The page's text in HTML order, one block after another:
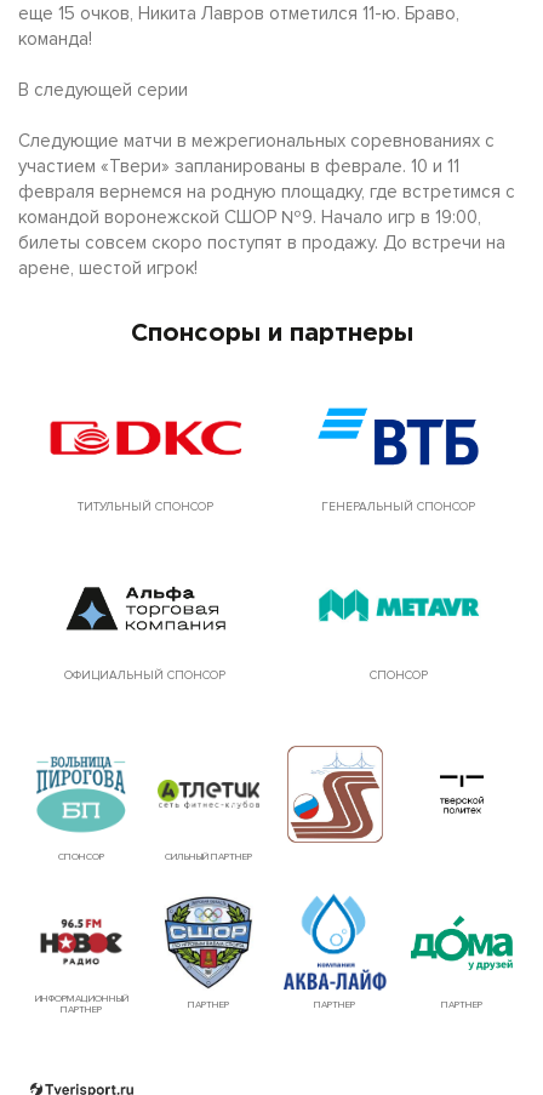
еще 15 очков, Никита Лавров отметился 11-ю. Браво,
команда!
В следующей серии
Следующие матчи в межрегиональных соревнованиях с
участием «Твери» запланированы в феврале. 10 и 11
февраля вернемся на родную площадку, где встретимся с
командой воронежской СШОР №9. Начало игр в 19:00,
билеты совсем скоро поступят в продажу. До встречи на
арене, шестой игрок!
Спонсоры и партнеры
ТИТУЛЬНЫЙ СПОНСОР ГЕНЕРАЛЬНЫЙ СПОНСОР
ОФИЦИАЛЬНЫЙ СПОНСОР СПОНСОР
СПОНСОР СИЛЬНЫЙ ПАРТНЕР
ИНФОРМАЦИОННЫЙ
ПАРТНЕР
ПАРТНЕР ПАРТНЕР ПАРТНЕР